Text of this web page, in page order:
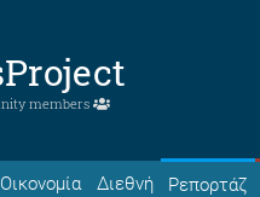
members
Οικονομία Διεθνή Ρεπορτάζ